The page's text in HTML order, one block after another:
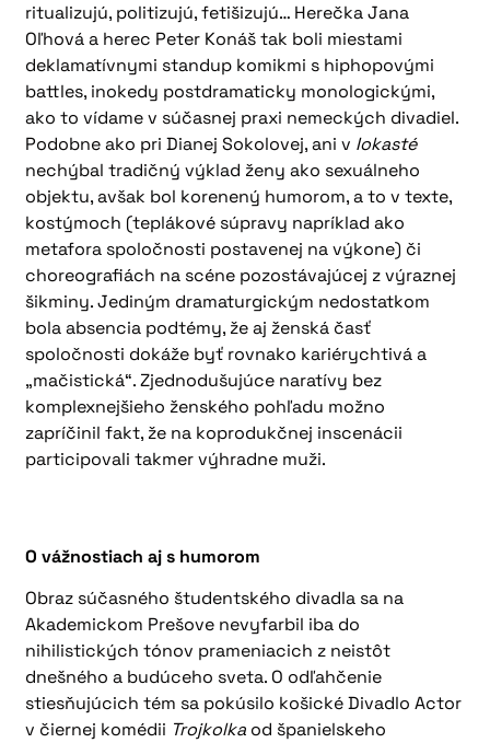
ritualizujú, politizujú, fetišizujú… Herečka Jana
Oľhová a herec Peter Konáš tak boli miestami
deklamatívnymi standup komikmi s hiphopovými
battles, inokedy postdramaticky monologickými,
ako to vídame v súčasnej praxi nemeckých divadiel.
Podobne ako pri Dianej Sokolovej, ani v Iokasté
nechýbal tradičný výklad ženy ako sexuálneho
objektu, avšak bol korenený humorom, a to v texte,
kostýmoch (teplákové súpravy napríklad ako
metafora spoločnosti postavenej na výkone) či
choreografiách na scéne pozostávajúcej z výraznej
šikminy. Jediným dramaturgickým nedostatkom
bola absencia podtémy, že aj ženská časť
spoločnosti dokáže byť rovnako kariérychtivá a
„mačistická“. Zjednodušujúce naratívy bez
komplexnejšieho ženského pohľadu možno
zapríčinil fakt, že na koprodukčnej inscenácii
participovali takmer výhradne muži.
O vážnostiach aj s humorom
Obraz súčasného študentského divadla sa na
Akademickom Prešove nevyfarbil iba do
nihilistických tónov prameniacich z neistôt
dnešného a budúceho sveta. O odľahčenie
stiesňujúcich tém sa pokúsilo košické Divadlo Actor
v čiernej komédii Trojkolka od španielskeho